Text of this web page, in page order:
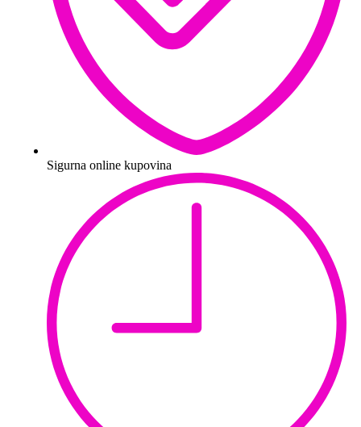
Sigurna online kupovina